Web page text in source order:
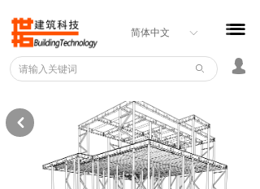
끀
首页
BIM服务中心
构件数据库
企业云平台
ꀅ
简体中文
ꄙ 넙
끀
낒